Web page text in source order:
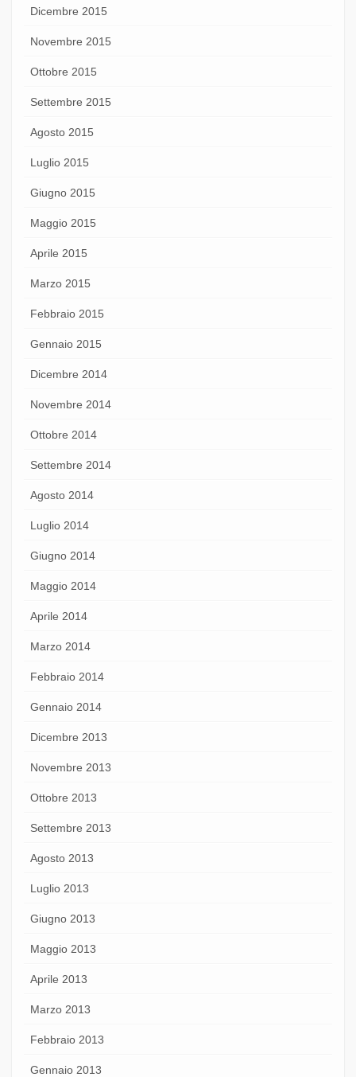
Dicembre 2015
Novembre 2015
Ottobre 2015
Settembre 2015
Agosto 2015
Luglio 2015
Giugno 2015
Maggio 2015
Aprile 2015
Marzo 2015
Febbraio 2015
Gennaio 2015
Dicembre 2014
Novembre 2014
Ottobre 2014
Settembre 2014
Agosto 2014
Luglio 2014
Giugno 2014
Maggio 2014
Aprile 2014
Marzo 2014
Febbraio 2014
Gennaio 2014
Dicembre 2013
Novembre 2013
Ottobre 2013
Settembre 2013
Agosto 2013
Luglio 2013
Giugno 2013
Maggio 2013
Aprile 2013
Marzo 2013
Febbraio 2013
Gennaio 2013